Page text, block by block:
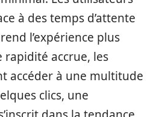
à des temps d’attente
l’expérience plus
rapidité accrue, les
accéder à une multitude
clics, une